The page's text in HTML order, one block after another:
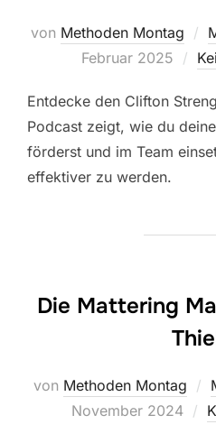
von Methoden Montag
Februar 2025
Entdecke den Clifton
Podcast zeigt, wie du
förderst und im Team
effektiver zu werden.
Die Mattering
von Methoden Montag
November 2024